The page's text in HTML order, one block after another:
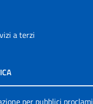
a terzi
per pubblici proclami